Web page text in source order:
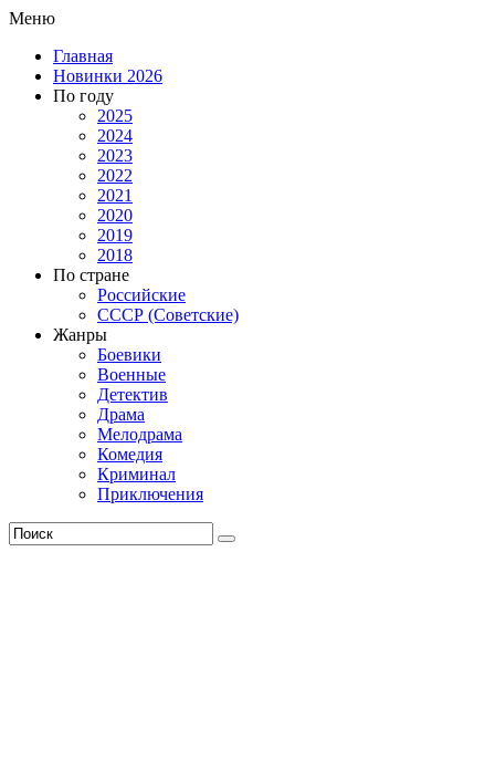
Меню
Главная
Новинки 2026
По году
2025
2024
2023
2022
2021
2020
2019
2018
По стране
Российские
СССР (Советские)
Жанры
Боевики
Военные
Детектив
Драма
Мелодрама
Комедия
Криминал
Приключения